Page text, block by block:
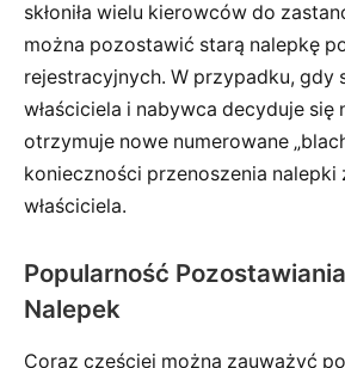
skłoniła wielu kierowców do
można pozostawić starą nalepkę
rejestracyjnych. W przypadku, gdy
właściciela i nabywca decyduje się
otrzymuje nowe numerowane
konieczności przenoszenia nalepki
właściciela.
Popularność
Nalepek
Coraz częściej można zauważyć